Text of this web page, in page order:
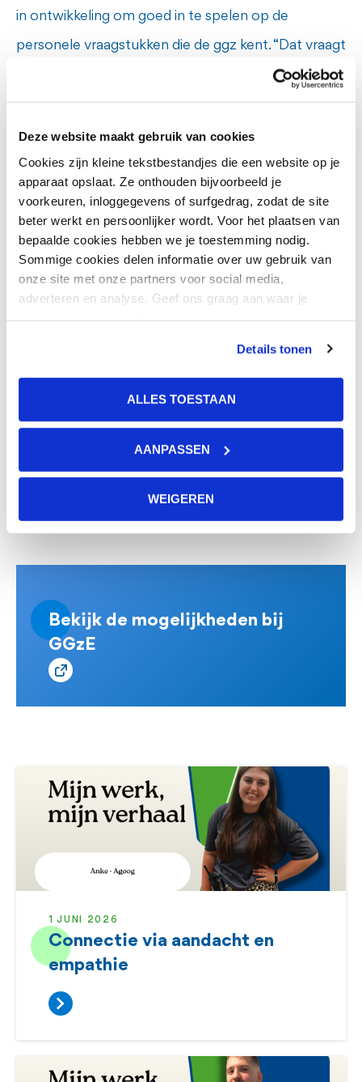
Deze website maakt gebruik van cookies
Cookies zijn kleine tekstbestandjes die een website op je
apparaat opslaat. Ze onthouden bijvoorbeeld je
voorkeuren, inloggegevens of surfgedrag, zodat de site
beter werkt en persoonlijker wordt. Voor het plaatsen van
bepaalde cookies hebben we je toestemming nodig.
Sommige cookies delen informatie over uw gebruik van
onze site met onze partners voor social media,
adverteren en analyse. Geef ons graag aan waar je
Details tonen
ALLES TOESTAAN
AANPASSEN
WEIGEREN
in ontwikkeling om goed in te spelen op de
personele vraagstukken die de ggz kent. “Dat vraagt
om een brede blik en aanpak. Daarom trekken we
voor werving steeds meer samen op met de
flexpool en vrijwilligerszaken, want samen vormen
we de poort naar GGzE."
Missie
Haar missie is nog niet klaar. Het beeld dat zij
vroeger zelf had van De Grote Beek, herkent ze
een te eenzijdig beeld van werken in de ggz; ze
eerlijke verhaal vertellen. Ja, het is uitdagend werk,
maar het is vooral werk waarmee je écht iets kunt
betekenen voor een ander. Als ik daar mensen
bereikt.”
Bekijk de mogelijkheden bij
GGzE
1 JUNI 2026
Connectie via aandacht en
empathie